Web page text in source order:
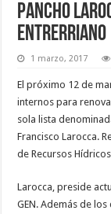
Pancho
entrerriano
1 marzo, 2017
El próximo 12 de
internos para
sola lista
Francisco Larocca.
de Recursos
Larocca, preside
GEN. Además de